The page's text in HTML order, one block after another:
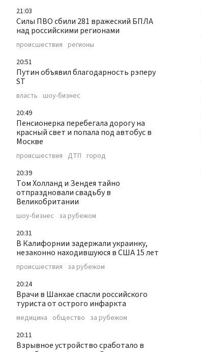
21:03
Силы ПВО сбили 281 вражеский БПЛА
над российскими регионами
происшествия регионы
20:51
Путин объявил благодарность рэперу
ST
власть шоу-бизнес
20:49
Пенсионерка перебегала дорогу на
красный свет и попала под автобус в
Москве
происшествия ДТП город
20:39
Том Холланд и Зендея тайно
отпраздновали свадьбу в
Великобритании
шоу-бизнес за рубежом
20:31
В Калифорнии задержали украинку,
незаконно находившуюся в США 15 лет
происшествия за рубежом
20:24
Врачи в Шанхае спасли российского
туриста от острого инфаркта
медицина общество за рубежом
20:11
Взрывное устройство сработало в